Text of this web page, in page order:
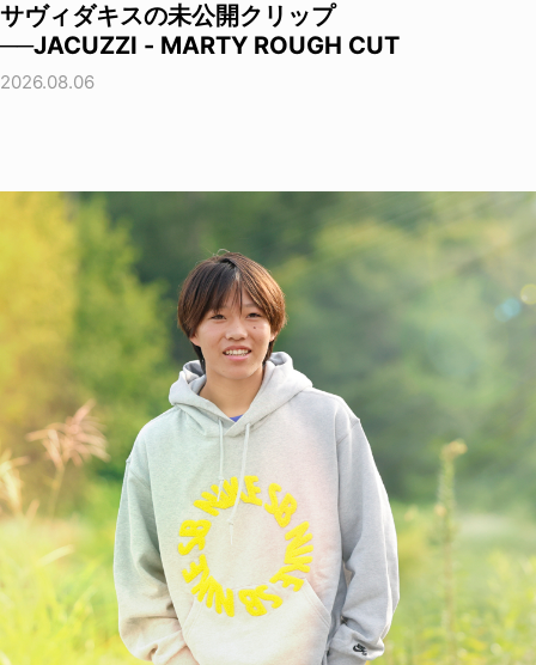
サヴィダキスの未公開クリップ
──JACUZZI - MARTY ROUGH CUT
2026.08.06